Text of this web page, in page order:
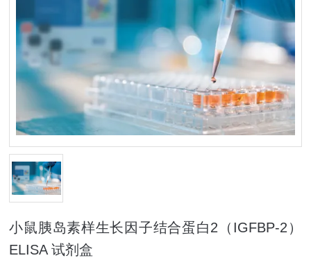
小鼠胰岛素样生长因子结合蛋白2（IGFBP-2）
ELISA 试剂盒